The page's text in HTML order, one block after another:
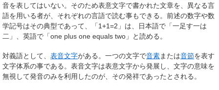
音を表してはいない。そのため表意文字で書かれた文章を、異なる言
語を用いる者が、それぞれの言語で読む事もできる。前述の数字や数
学記号はその典型であって、「1+1=2」は、日本語で「一足す一は
二」、英語で「one plus one equals two 」と読める。
対義語として、 表音文字がある。一つの文字で音素または音節を表す
文字体系の事である。表音文字は表意文字から発展し、文字の意味を
無視して発音のみを利用したのが、その発祥であったとされる。